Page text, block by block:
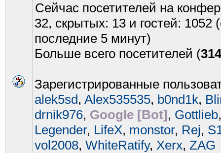
Сейчас посетителей на
32, скрытых: 13 и гостей: 1052
последние 5 минут)
Больше всего посетителей (
Зарегистрированные
alek5sd, Alex535535, b0nd1k,
drnik976, Google [Bot], Gottlieb
Legender, LifeX, monstor, Rej,
vol2008, WhiteRatify, Xerx, ZAG